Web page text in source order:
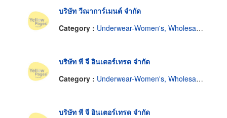
บริษัท วีณาการ์เมนต์ จำกัด
Category : Underwear-Women's, Wholesale & Manufacturers
บริษัท พี จี อินเตอร์เทรด จำกัด
Category : Underwear-Women's, Wholesale & Manufacturers
บริษัท พี จี อินเตอร์เทรด จำกัด